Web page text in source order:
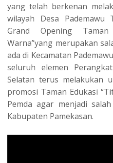
yang telah berkenan
wilayah Desa Pademawu
Grand Opening
Warna”yang merupakan
ada di Kecamatan
seluruh elemen
Selatan terus melakukan
promosi Taman Edukasi
Pemda agar menjadi
Kabupaten Pamekasan.